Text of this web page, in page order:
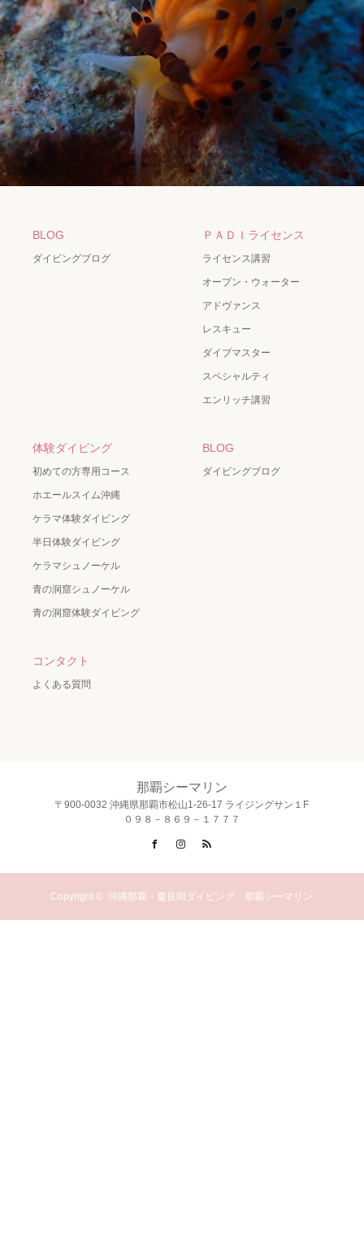
BLOG
ダイビングブログ
ＰＡＤＩライセンス
ライセンス講習
オープン・ウォーター
アドヴァンス
レスキュー
ダイブマスター
スペシャルティ
エンリッチ講習
体験ダイビング
初めての方専用コース
ホエールスイム沖縄
ケラマ体験ダイビング
半日体験ダイビング
ケラマシュノーケル
青の洞窟シュノーケル
青の洞窟体験ダイビング
BLOG
ダイビングブログ
コンタクト
よくある質問
那覇シーマリン
〒900-0032 沖縄県那覇市松山1-26-17 ライジングサン１F
０９８－８６９－１７７７
FacebookInstagram
Copyright ©沖縄那覇・慶良間ダイビング 那覇シーマリン